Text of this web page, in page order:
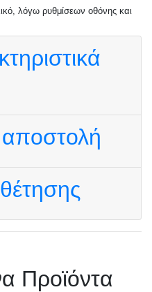
λόγω ρυθμίσεων οθόνης και
Προϊόντα